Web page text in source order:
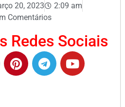
20, 2023
2:09 am
Comentários
Redes Sociais